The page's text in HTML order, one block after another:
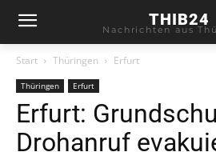
THIB24
Nachrichten aus
Start Thüringen Erfurt
Thüringen Erfurt
Erfurt:
Drohanruf